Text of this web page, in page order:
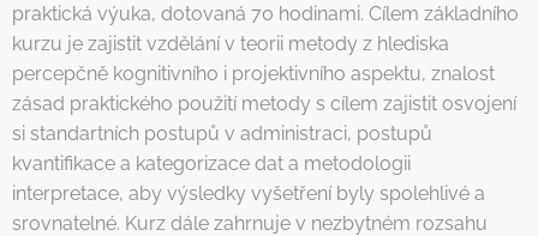
praktická výuka, dotovaná 70 hodinami. Cílem základního
kurzu je zajistit vzdělání v teorii metody z hlediska
percepčně kognitivního i projektivního aspektu, znalost
zásad praktického použití metody s cílem zajistit osvojení
si standartních postupů v administraci, postupů
kvantifikace a kategorizace dat a metodologii
interpretace, aby výsledky vyšetření byly spolehlivé a
srovnatelné. Kurz dále zahrnuje v nezbytném rozsahu